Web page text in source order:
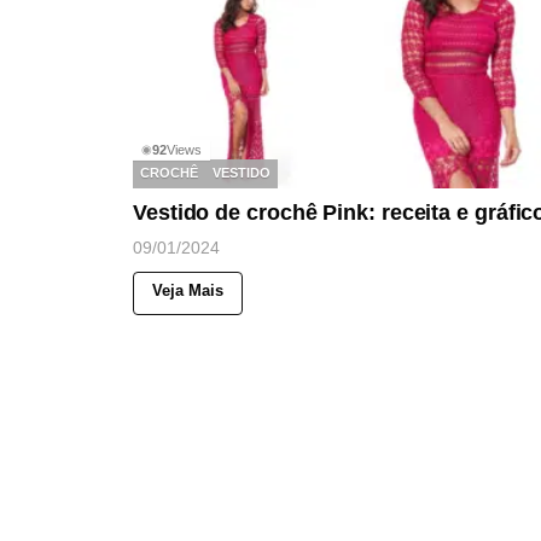
◉92Views
CROCHÊ
VESTIDO
Vestido de crochê Pink: receita e
09/01/2024
Veja Mais